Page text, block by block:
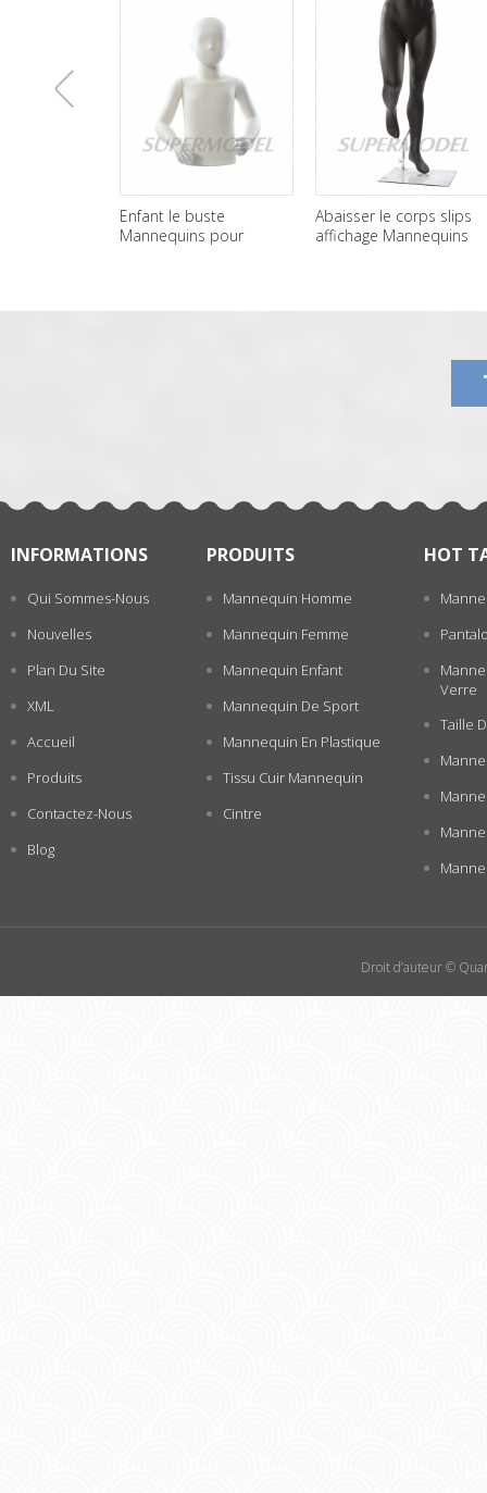
Enfant le buste
Mannequins pour
Abaisser le corps slips
affichage Mannequins
INFORMATIONS
Qui Sommes-Nous
Nouvelles
Plan Du Site
XML
Accueil
Produits
Contactez-Nous
Blog
PRODUITS
Mannequin Homme
Mannequin Femme
Mannequin Enfant
Mannequin De Sport
Mannequin En Plastique
Tissu Cuir Mannequin
Cintre
HOT
Verre
Taille
Droit d’auteur ©